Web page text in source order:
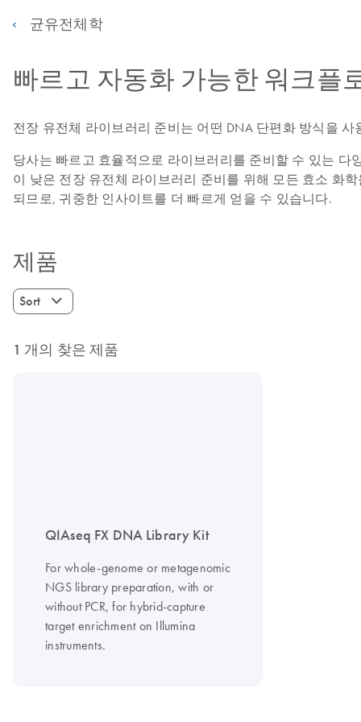
균유전체학
빠르고 자동화 가능한 워크플
전장 유전체 라이브러리 준비는 어떤 DNA 단편화 방식을
당사는 빠르고 효율적으로 라이브러리를 준비할 수 있는
이 낮은 전장 유전체 라이브러리 준비를 위해 모든 효소 화
되므로, 귀중한 인사이트를 더 빠르게 얻을 수 있습니다.
제품
Sort
1 개의 찾은 제품
QIAseq FX DNA Library Kit
For whole-genome or metagenomic
NGS library preparation, with or
without PCR, for hybrid-capture
target enrichment on Illumina
instruments.